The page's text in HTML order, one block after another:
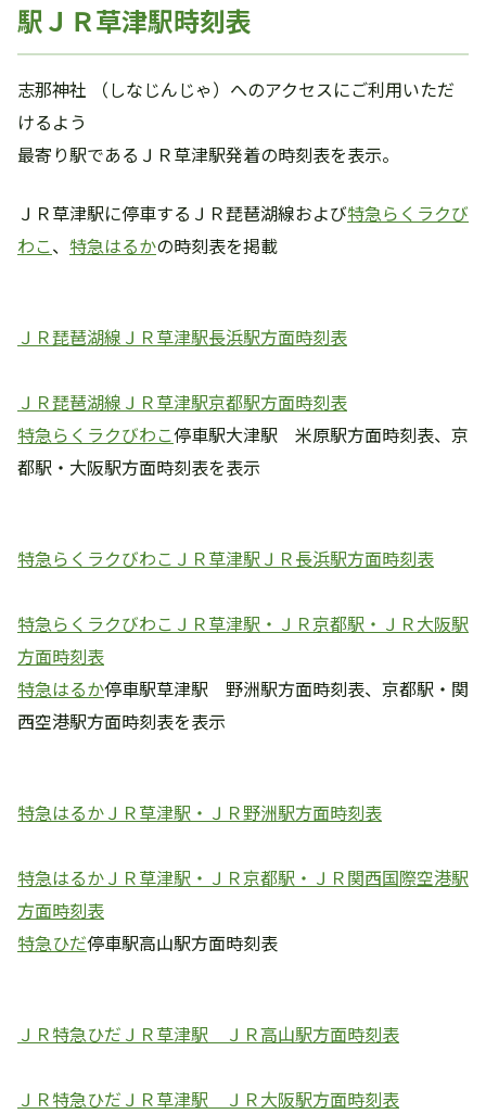
駅ＪＲ草津駅時刻表
志那神社 （しなじんじゃ）へのアクセスにご利用いただ
けるよう
最寄り駅であるＪＲ草津駅発着の時刻表を表示。
ＪＲ草津駅に停車するＪＲ琵琶湖線および特急らくラクび
わこ、 特急はるかの時刻表を掲載
ＪＲ琵琶湖線ＪＲ草津駅長浜駅方面時刻表
ＪＲ琵琶湖線ＪＲ草津駅京都駅方面時刻表
特急らくラクびわこ停車駅大津駅 米原駅方面時刻表、京
都駅・大阪駅方面時刻表を表示
特急らくラクびわこＪＲ草津駅ＪＲ長浜駅方面時刻表
特急らくラクびわこＪＲ草津駅・ＪＲ京都駅・ＪＲ大阪駅
方面時刻表
特急はるか停車駅草津駅 野洲駅方面時刻表、京都駅・関
西空港駅方面時刻表を表示
特急はるかＪＲ草津駅・ＪＲ野洲駅方面時刻表
特急はるかＪＲ草津駅・ＪＲ京都駅・ＪＲ関西国際空港駅
方面時刻表
特急ひだ停車駅高山駅方面時刻表
ＪＲ特急ひだＪＲ草津駅 ＪＲ高山駅方面時刻表
ＪＲ特急ひだＪＲ草津駅 ＪＲ大阪駅方面時刻表